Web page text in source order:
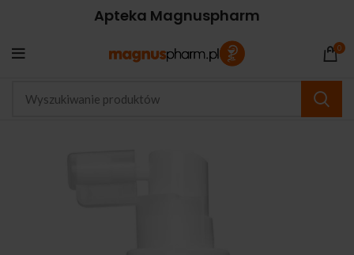
Apteka Magnuspharm
0